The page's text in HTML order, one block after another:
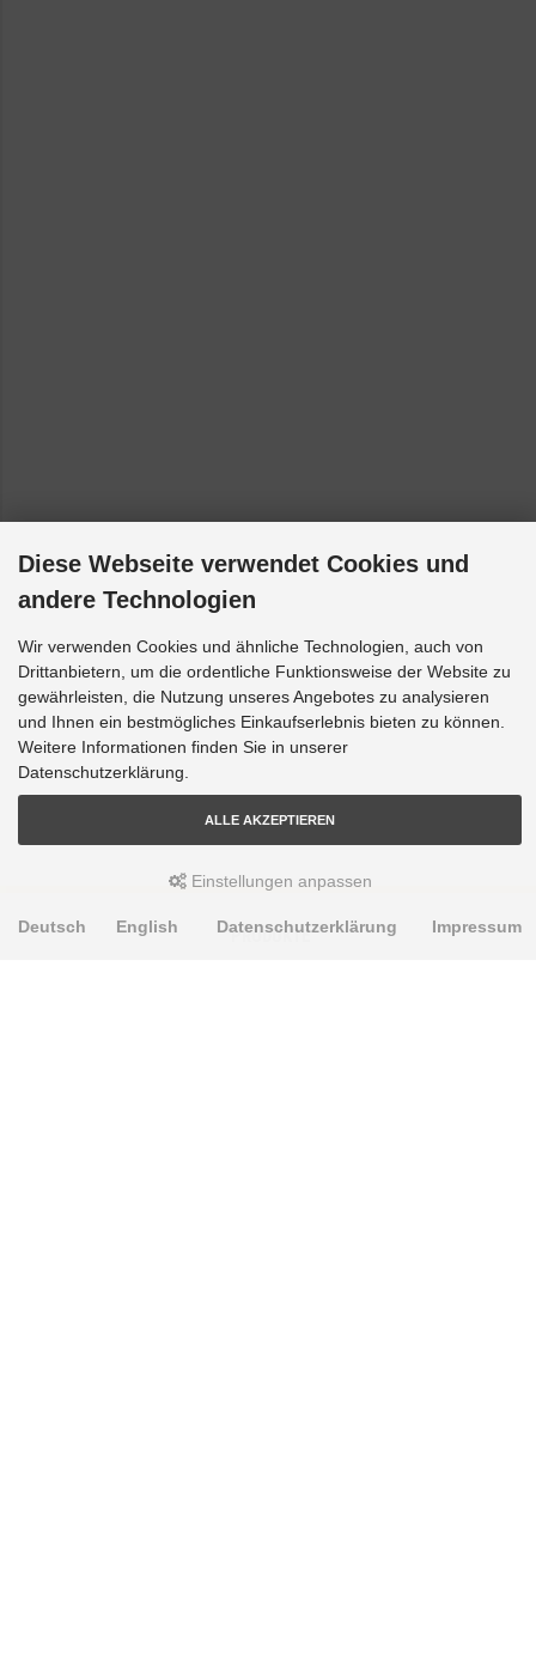
PRODUKTE
Diese Webseite verwendet Cookies und
andere Technologien
Wir verwenden Cookies und ähnliche Technologien, auch von
Drittanbietern, um die ordentliche Funktionsweise der Website zu
gewährleisten, die Nutzung unseres Angebotes zu analysieren
und Ihnen ein bestmögliches Einkaufserlebnis bieten zu können.
Weitere Informationen finden Sie in unserer
Datenschutzerklärung.
ALLE AKZEPTIEREN
Einstellungen anpassen
Deutsch English Datenschutzerklärung Impressum